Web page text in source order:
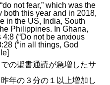
not fear,” which was the
both this year and in 2018,
in the US, India, South
Philippines. In Ghana,
(“Do not be anxious
(“in all things, God
の聖書通読が急増したサ
年の３分の１以上増加し